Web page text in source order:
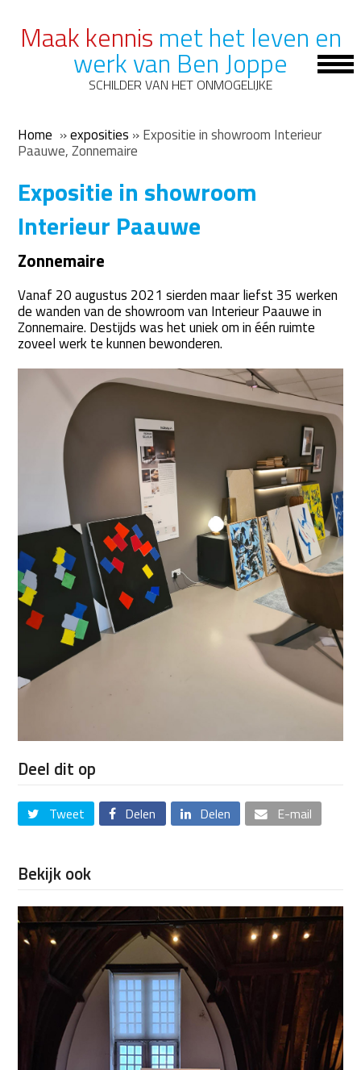
Maak kennis met het leven en
werk van Ben Joppe
SCHILDER VAN HET ONMOGELIJKE
Home »exposities »Expositie in showroom Interieur
Paauwe, Zonnemaire
Expositie in showroom
Interieur Paauwe
Zonnemaire
Vanaf 20 augustus 2021 sierden maar liefst 35 werken
de wanden van de showroom van Interieur Paauwe in
Zonnemaire. Destijds was het uniek om in één ruimte
zoveel werk te kunnen bewonderen.
Deel dit op
Tweet Delen Delen E-mail
Bekijk ook